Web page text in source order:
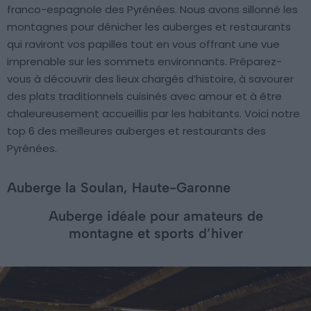
franco-espagnole des Pyrénées. Nous avons sillonné les
montagnes pour dénicher les auberges et restaurants
qui raviront vos papilles tout en vous offrant une vue
imprenable sur les sommets environnants. Préparez-
vous à découvrir des lieux chargés d’histoire, à savourer
des plats traditionnels cuisinés avec amour et à être
chaleureusement accueillis par les habitants. Voici notre
top 6 des meilleures auberges et restaurants des
Pyrénées.
Auberge la Soulan, Haute-Garonne
Auberge idéale pour amateurs de
montagne et sports d’hiver